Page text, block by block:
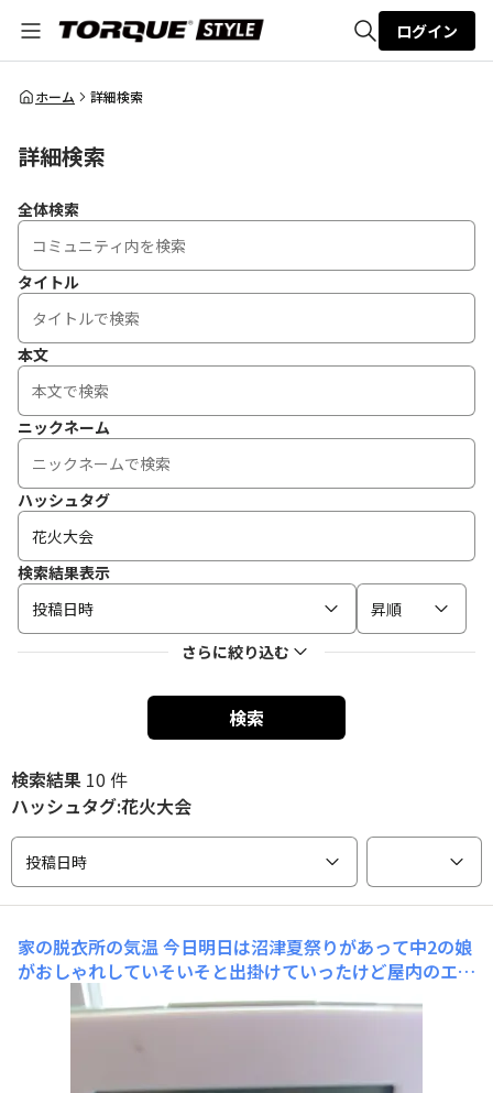
全体検索
ログイン
ホーム 詳細検索
詳細検索
全体検索
タイトル
本文
ニックネーム
ハッシュタグ
検索結果表示
投稿日時
昇順
さらに絞り込む
検索
検索結果 10 件
ハッシュタグ:花火大会
投稿日時
家の脱衣所の気温今日明日は沼津夏祭りがあって中2の娘
がおしゃれしていそいそと出掛けていったけど屋内のエア
コンが無いとは言え脱衣所でこの気温(⁠‘⁠◉⁠⌓⁠◉⁠’⁠)炎天下で
日傘も持っていかない（荷物になるしおしゃれじゃないと